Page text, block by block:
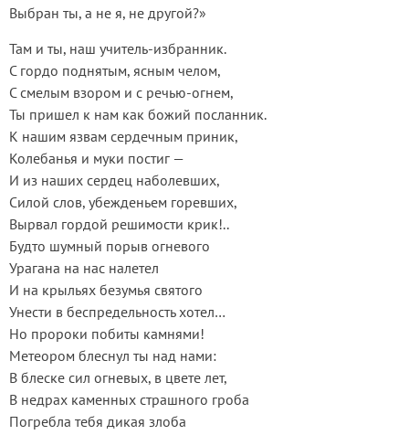
Выбран ты, а не я, не другой?»
Там и ты, наш учитель-избранник.
С гордо поднятым, ясным челом,
С смелым взором и с речью-огнем,
Ты пришел к нам как божий посланник.
К нашим язвам сердечным приник,
Колебанья и муки постиг —
И из наших сердец наболевших,
Силой слов, убежденьем горевших,
Вырвал гордой решимости крик!..
Будто шумный порыв огневого
Урагана на нас налетел
И на крыльях безумья святого
Унести в беспредельность хотел…
Но пророки побиты камнями!
Метеором блеснул ты над нами:
В блеске сил огневых, в цвете лет,
В недрах каменных страшного гроба
Погребла тебя дикая злоба